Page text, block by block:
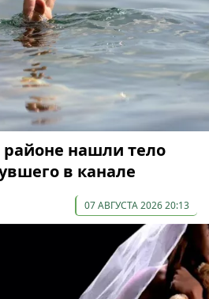
районе нашли тело
в канале
07 АВГУСТА 2026 20:13